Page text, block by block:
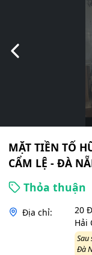
Slide trước
MẶT TIỀN TỐ
CẨM LỆ - ĐÀ
Thỏa thuận
Địa chỉ:
20
Hải
Sau
Đà